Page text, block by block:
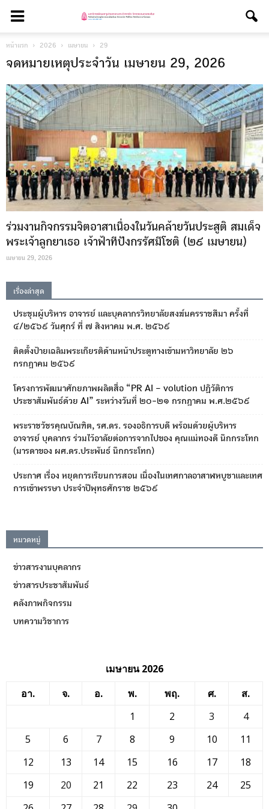
หน้าแรก 2026 เมษายน 29
จดหมายเหตุประจำวัน เมษายน 29, 2026
ร่วมงานกิจกรรมจิตอาสาเนื่องในวันคล้ายวันประสูติ สมเด็จ
พระเจ้าลูกยาเธอ เจ้าฟ้าทีปังกรรัศมีโชติ (๒๙ เมษายน)
เมษายน 29, 2026
เรื่องล่าสุด
ประชุมผู้บริหาร อาจารย์ และบุคลากรวิทยาลัยสงฆ์นครราชสีมา ครั้งที่
๔/๒๕๖๙ วันศุกร์ ที่ ๗ สิงหาคม พ.ศ. ๒๕๖๙
ติดตั้งป้ายเฉลิมพระเกียรติด้านหน้าประตูทางเข้ามหาวิทยาลัย ๒๖
กรกฎาคม ๒๕๖๙
โครงการพัฒนาศักยภาพผลิตสื่อ “PR AI – volution ปฏิวัติการ
ประชาสัมพันธ์ด้วย AI” ระหว่างวันที่ ๒๐-๒๑ กรกฎาคม พ.ศ.๒๕๖๙
พระราชวัชรคุณบัณฑิต, รศ.ดร. รองอธิการบดี พร้อมด้วยผู้บริหาร
อาจารย์ บุคลากร ร่วมไว้อาลัยต่อการจากไปของ คุณแม่ทองดี นึกกระโทก
(มารดาของ ผศ.ดร.ประพันธ์ นึกกระโทก)
ประกาศ เรื่อง หยุดการเรียนการสอน เนื่องในเทศกาลอาสาฬหบูชาและเทศ
การเข้าพรรษา ประจำปีพุทธศักราช ๒๕๖๙
หมวดหมู่
ข่าวสารงานบุคลากร
ข่าวสารประชาสัมพันธ์
คลังภาพกิจกรรม
บทความวิชาการ
เมษายน 2026
อา.
จ. อ. พ. พฤ. ศ.
ส.
1
2 3
4
5
6 7 8 9 10
11
12
13 14 15 16 17
18
19
20 21 22 23 24
25